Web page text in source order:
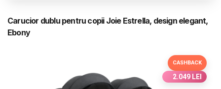
Italbaby Collections
CARUCIOARE COPII
Carucior dublu pentru copii Joie Estrella, design elegant,
Ebony
CASHBACK
2.049 LEI